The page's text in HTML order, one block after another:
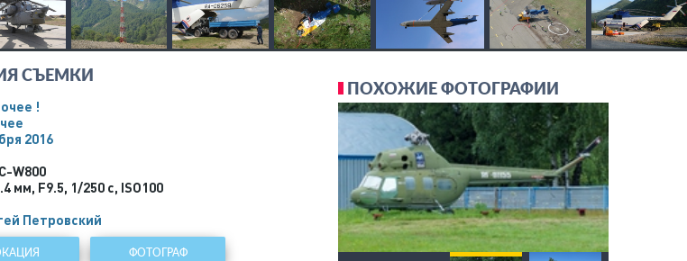
СЪЕМКИ
!
2016
W800
мм, F9.5, 1/250 с, ISO100
Петровский
ФОТОГРАФ
ПОХОЖИЕ ФОТОГРАФИИ